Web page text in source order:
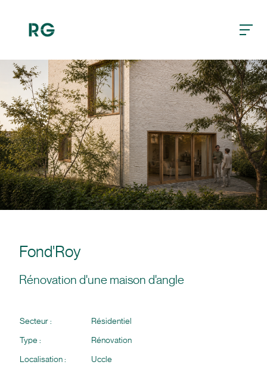
Fond'Roy
Rénovation d'une maison d'angle
Secteur :
Résidentiel
Type :
Rénovation
Localisation :
Uccle